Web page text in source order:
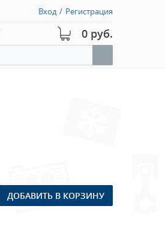
Вход / Регистрация
0 руб.
ДОБАВИТЬ В КОРЗИНУ